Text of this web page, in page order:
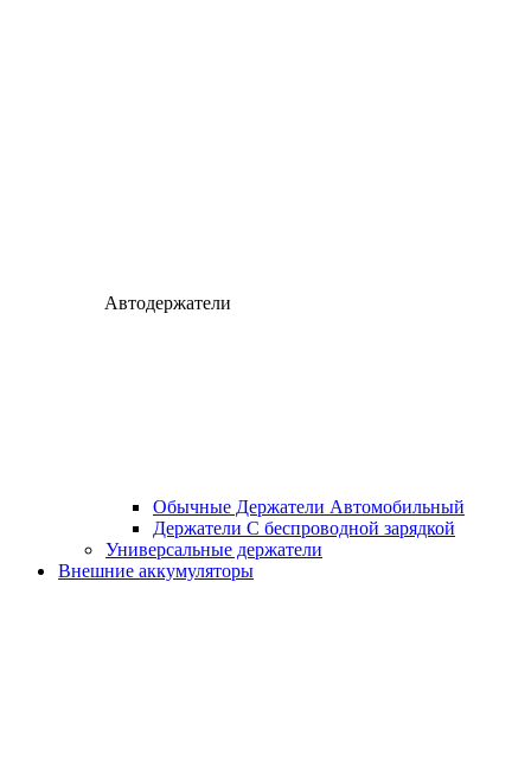
Автодержатели
Обычные Держатели Автомобильный
Держатели С беспроводной зарядкой
Универсальные держатели
Внешние аккумуляторы